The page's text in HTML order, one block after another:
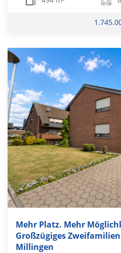
Mehr Platz. Mehr
Großzügiges
Millingen